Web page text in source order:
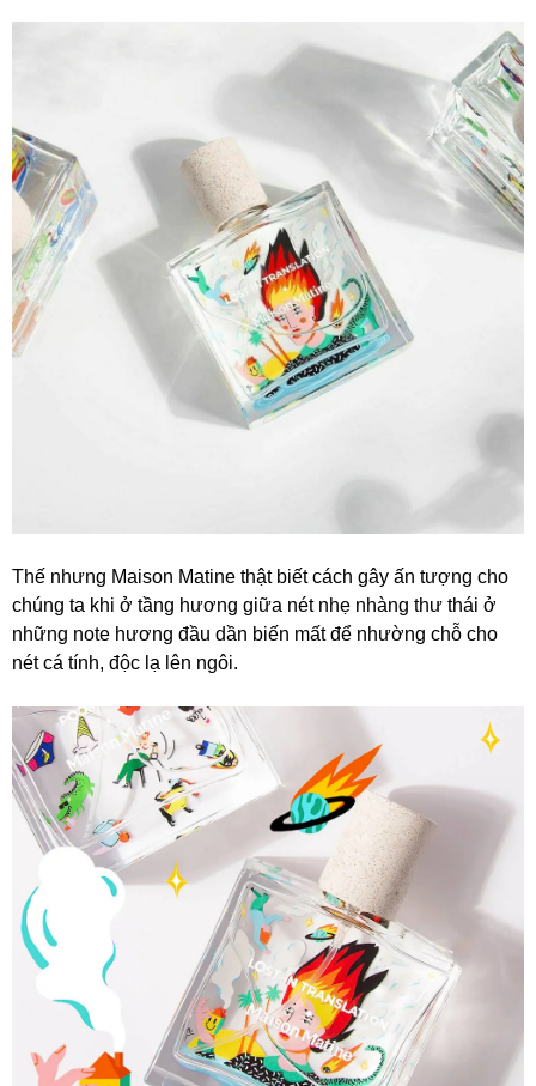
Thế nhưng Maison Matine thật biết cách gây ấn tượng cho
chúng ta khi ở tầng hương giữa nét nhẹ nhàng thư thái ở
những note hương đầu dần biến mất để nhường chỗ cho
nét cá tính, độc lạ lên ngôi.